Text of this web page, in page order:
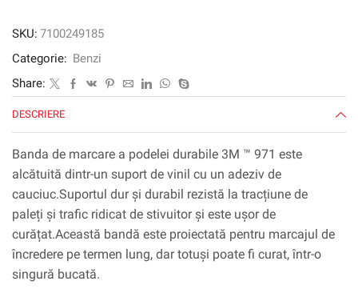
x
m,
0,43
mm,
ambalat
individual
ambalat
convenabil
SKU: 7100249185
Categorie: Benzi
Share:
DESCRIERE
Banda de marcare a podelei durabile 3M ™ 971 este
alcătuită dintr-un suport de vinil cu un adeziv de
cauciuc.Suportul dur și durabil rezistă la tracțiune de
paleți și trafic ridicat de stivuitor și este ușor de
curățat.Această bandă este proiectată pentru marcajul de
încredere pe termen lung, dar totuși poate fi curat, într-o
singură bucată.